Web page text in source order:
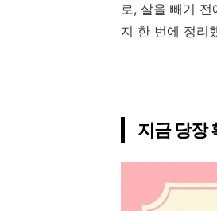
로, 살을 빼기
지 한 번에 정리
지금 당장